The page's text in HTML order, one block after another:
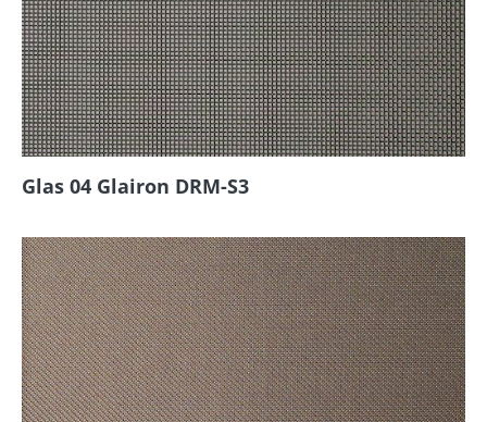
Glas 04 Glairon DRM-S3